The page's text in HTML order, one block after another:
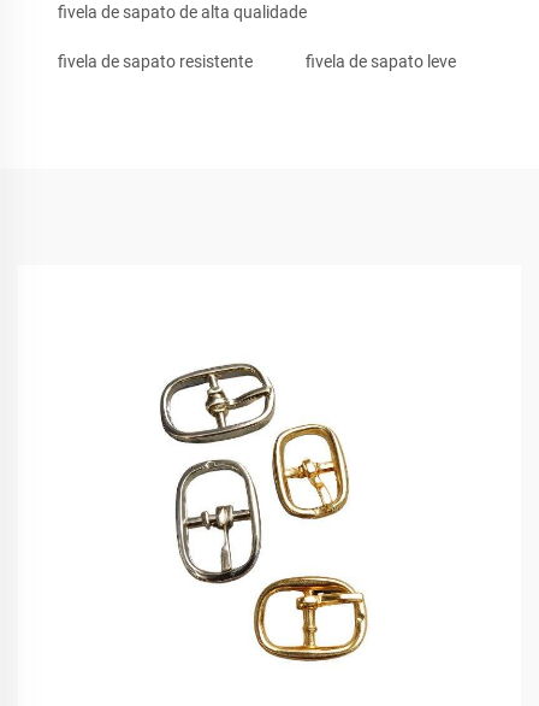
fivela de sapato de alta qualidade
fivela de sapato resistente fivela de sapato leve